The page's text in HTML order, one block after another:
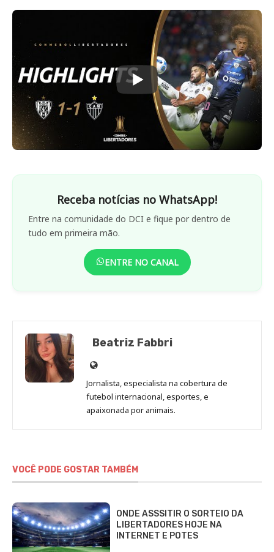
Receba notícias no WhatsApp!
Entre na comunidade do DCI e fique por dentro de
tudo em primeira mão.
ENTRE NO CANAL
Beatriz Fabbri
Site
de
Beatriz
Fabbri
Jornalista, especialista na cobertura de
futebol internacional, esportes, e
apaixonada por animais.
VOCÊ PODE GOSTAR TAMBÉM
ONDE ASSSITIR O SORTEIO DA
LIBERTADORES HOJE NA
INTERNET E POTES